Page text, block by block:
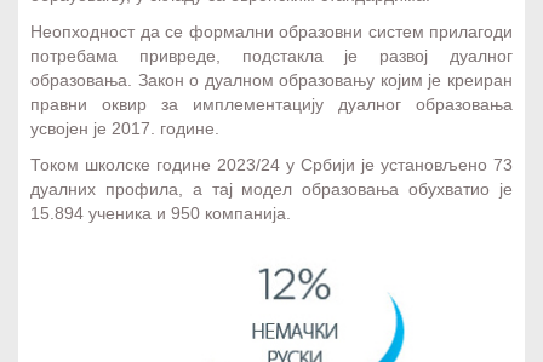
Неопходност да се формални образовни систем прилагоди
потребама привреде, подстакла је развој дуалног
образовања. Закон о дуалном образовању којим је креиран
правни оквир за имплементацију дуалног образовања
усвојен је 2017. године.
Током школске године 2023/24 у Србији је установљено 73
дуалних профила, а тај модел образовања обухватио је
15.894 ученика и 950 компанија.